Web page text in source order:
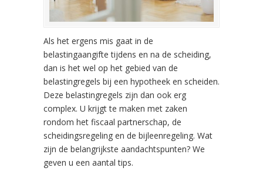
Als het ergens mis gaat in de
belastingaangifte tijdens en na de scheiding,
dan is het wel op het gebied van de
belastingregels bij een hypotheek en scheiden.
Deze belastingregels zijn dan ook erg
complex. U krijgt te maken met zaken
rondom het fiscaal partnerschap, de
scheidingsregeling en de bijleenregeling. Wat
zijn de belangrijkste aandachtspunten? We
geven u een aantal tips.